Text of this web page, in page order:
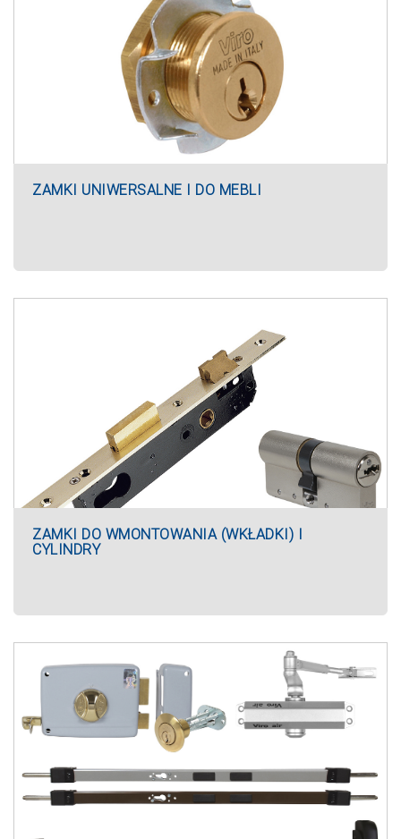
ZAMKI UNIWERSALNE I DO MEBLI
ZAMKI DO WMONTOWANIA (WKŁADKI) I
CYLINDRY